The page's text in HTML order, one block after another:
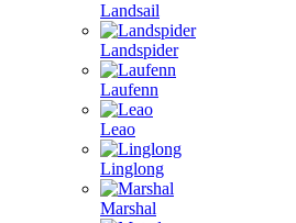
Landsail
Landspider
Laufenn
Leao
Linglong
Marshal